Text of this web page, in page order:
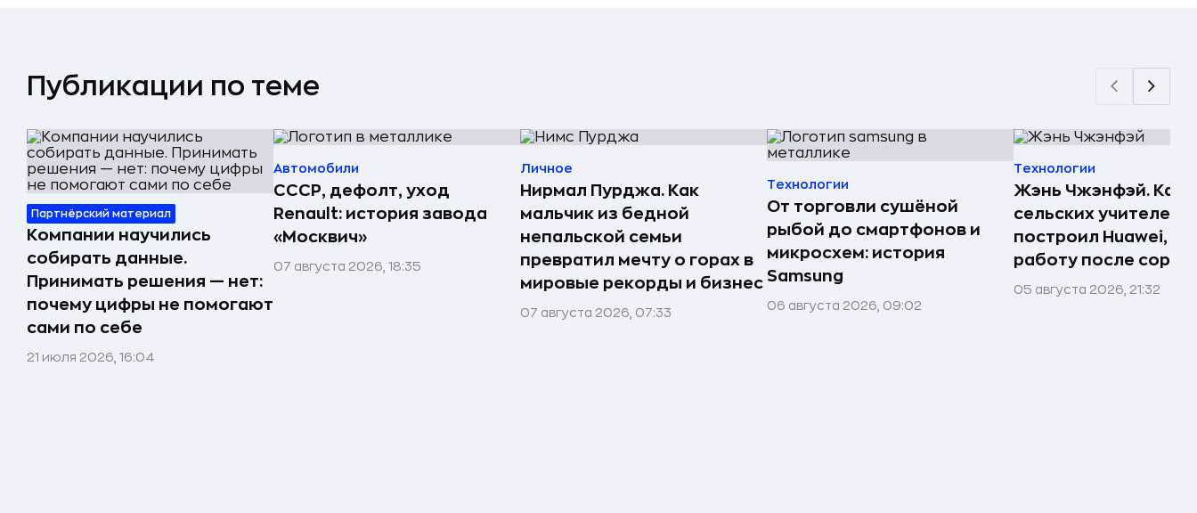
Публикации по теме
Партнёрский материал
Компании научились
собирать данные.
Принимать решения — нет:
почему цифры не помогают
сами по себе
21 июля 2026, 16:04
Автомобили
СССР, дефолт, уход
Renault: история завода
«Москвич»
07 августа 2026, 18:35
Личное
Нирмал Пурджа. Как
мальчик из бедной
непальской семьи
превратил мечту о горах в
мировые рекорды и бизнес
07 августа 2026, 07:33
Технологии
От торговли сушёной
рыбой до смартфонов и
микросхем: история
Samsung
06 августа 2026, 09:02
Технологии
Жэнь Чжэнфэй. Как
сельских учителей
построил Huawei,
работу после
05 августа 2026, 21:32